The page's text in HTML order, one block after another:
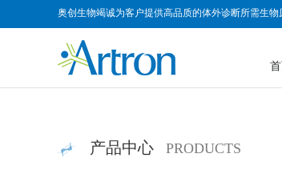
奥创生物竭诚为客户提供高品质的体外诊断所需生物
产品中心 PRODUCTS